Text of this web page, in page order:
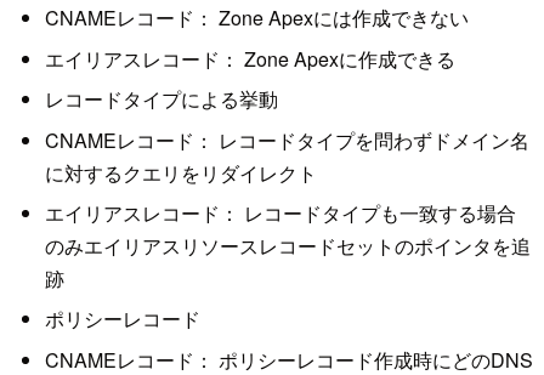
CNAMEレコード： Zone Apexには作成できない
エイリアスレコード： Zone Apexに作成できる
レコードタイプによる挙動
CNAMEレコード： レコードタイプを問わずドメイン名
に対するクエリをリダイレクト
エイリアスレコード： レコードタイプも一致する場合
のみエイリアスリソースレコードセットのポインタを追
跡
ポリシーレコード
CNAMEレコード： ポリシーレコード作成時にどのDNS